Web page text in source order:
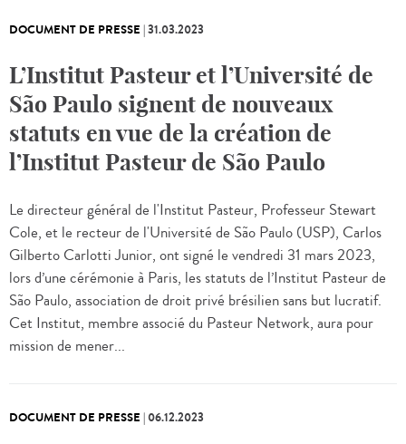
DOCUMENT DE PRESSE |31.03.2023
L’Institut Pasteur et l’Université de
São Paulo signent de nouveaux
statuts en vue de la création de
l’Institut Pasteur de São Paulo
Le directeur général de l'Institut Pasteur, Professeur Stewart
Cole, et le recteur de l'Université de São Paulo (USP), Carlos
Gilberto Carlotti Junior, ont signé le vendredi 31 mars 2023,
lors d’une cérémonie à Paris, les statuts de l’Institut Pasteur de
São Paulo, association de droit privé brésilien sans but lucratif.
Cet Institut, membre associé du Pasteur Network, aura pour
mission de mener...
DOCUMENT DE PRESSE |06.12.2023